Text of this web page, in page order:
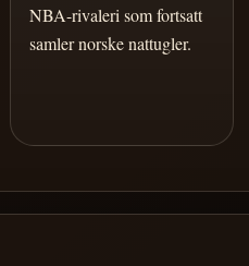
NBA-rivaleri som fortsatt
samler norske nattugler.